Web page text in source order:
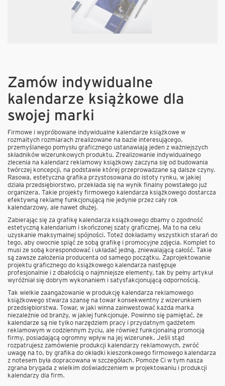
Zamów indywidualne
kalendarze książkowe dla
swojej marki
Firmowe i wypróbowane indywidualne kalendarze książkowe w
rozmaitych rozmiarach zrealizowane na bazie interesującego,
przemyślanego pomysłu graficznego ustanawiają jeden z ważniejszych
składników wizerunkowych produktu. Zrealizowanie indywidualnego
zlecenia na kalendarz reklamowy książkowy zaczyna się od budowania
twórczej koncepcji, na podstawie której przeprowadzane są dalsze czyny.
Rasowa, estetyczna grafika przystosowana do istoty rynku, w jakiej
działa przedsiębiorstwo, przekłada się na wynik finalny powstałego już
organizera. Takie projekty firmowego kalendarza książkowego dostarcza
efektywną reklamę funkcjonującą nie jedynie przez cały rok
kalendarzowy, ale nawet dłużej.
Zabierając się za grafikę kalendarza książkowego dbamy o zgodność
estetyczną kalendarium i skończonej szaty graficznej. Ma to na celu
uzyskanie maksymalnej spójności. Toteż dokładamy wszystkich starań do
tego, aby owocnie spiąć ze sobą grafikę i promocyjne zdjęcia. Komplet to
musi ze sobą korespondować i układać jedną, zniewalającą całość. Takie
są zawsze założenia producenta od samego początku. Zaprojektowanie
projektu graficznego do książkowego kalendarza następuje
profesjonalnie i z dbałością o najmniejsze elementy, tak by pełny artykuł
wyróżniał się dobrym wykonaniem i satysfakcjonującą odpornością.
Tak wielkie zaangażowanie w produkcję kalendarza reklamowego
książkowego stwarza szansę na towar konsekwentny z wizerunkiem
przedsiębiorstwa. Towar, w jaki winna zainwestować każda marka
niezależnie od branży, w jakiej funkcjonuje. Powinno się pamiętać, że
kalendarze są nie tylko narzędziem pracy i przydatnym gadżetem
reklamowym w codziennym życiu, ale również funkcjonalną promocją
firmy, posiadającą ogromny wpływ na jej wizerunek. Jeśli stąd
rozpatrujesz zamówienie produkcji kalendarzy reklamowych, zwróć
uwagę na to, by grafika do okładki kieszonkowego firmowego kalendarza
z notesem była dopracowana w szczegółach. Pomoże Ci w tym nasza
zgrana brygada z wielkim doświadczeniem w projektowaniu i produkcji
kalendarzy dla firm.